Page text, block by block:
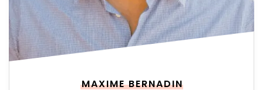
MAXIME BERNADIN